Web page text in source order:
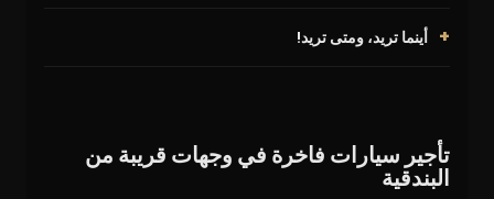
أينما تريد، ومتى تريد!
تأجير سيارات فاخرة في وجهات قريبة من
البندقية